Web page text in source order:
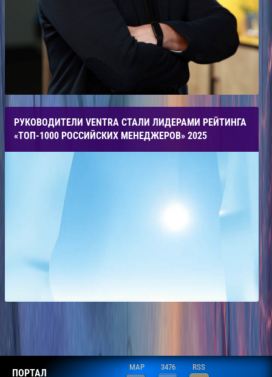
РУКОВОДИТЕЛИ VENTRA СТАЛИ ЛИДЕРАМИ РЕЙТИНГА
«ТОП-1000 РОССИЙСКИХ МЕНЕДЖЕРОВ» 2025
ПОРТАЛ
MAP 3476 RSS